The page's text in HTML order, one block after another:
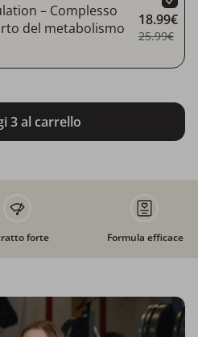
– Complesso
del metabolismo
18.99€
25.99€
3 al carrello
forte Formula efficace